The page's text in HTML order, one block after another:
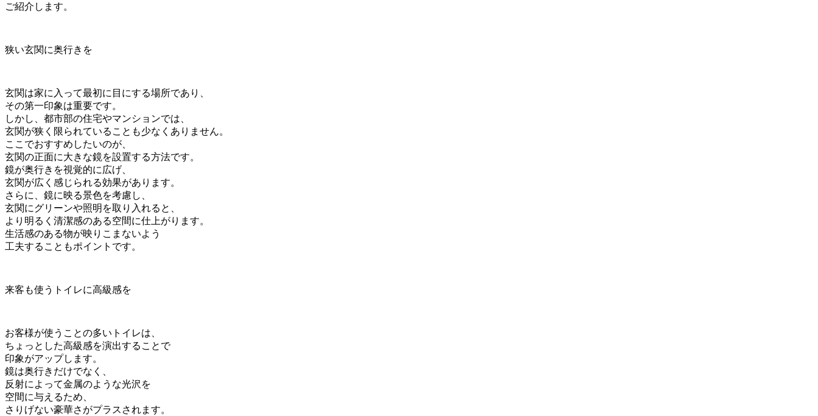
ご紹介します。
狭い玄関に奥行きを
玄関は家に入って最初に目にする場所であり、
その第一印象は重要です。
しかし、都市部の住宅やマンションでは、
玄関が狭く限られていることも少なくありません。
ここでおすすめしたいのが、
玄関の正面に大きな鏡を設置する方法です。
鏡が奥行きを視覚的に広げ、
玄関が広く感じられる効果があります。
さらに、鏡に映る景色を考慮し、
玄関にグリーンや照明を取り入れると、
より明るく清潔感のある空間に仕上がります。
生活感のある物が映りこまないよう
工夫することもポイントです。
来客も使うトイレに高級感を
お客様が使うことの多いトイレは、
ちょっとした高級感を演出することで
印象がアップします。
鏡は奥行きだけでなく、
反射によって金属のような光沢を
空間に与えるため、
さりげない豪華さがプラスされます。